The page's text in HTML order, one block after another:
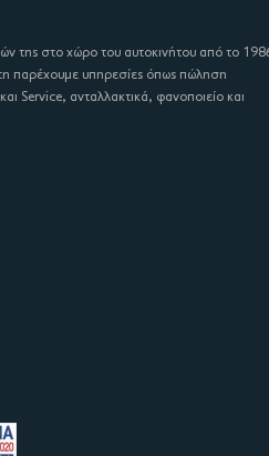
της στο χώρο του αυτοκινήτου από το
παρέχουμε υπηρεσίες όπως πώληση
Service, ανταλλακτικά, φανοποιείο και